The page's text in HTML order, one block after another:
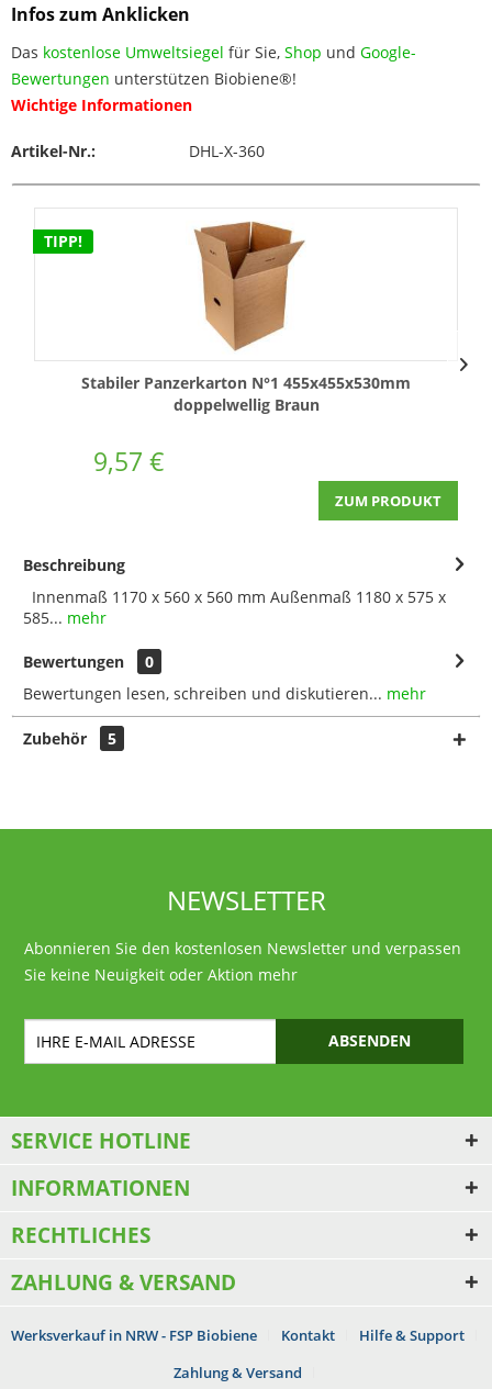
Infos zum Anklicken
Das kostenlose Umweltsiegel für Sie, Shop und Google-
Bewertungen unterstützen Biobiene®!
Wichtige Informationen
Artikel-Nr.: DHL-X-360
TIPP!
Stabiler Panzerkarton N°1 455x455x530mm
doppelwellig Braun
9,57 €
ZUM PRODUKT
Beschreibung
Innenmaß 1170 x 560 x 560 mm Außenmaß 1180 x 575 x
585... mehr
Bewertungen
0
Bewertungen lesen, schreiben und diskutieren... mehr
Zubehör 5
NEWSLETTER
Abonnieren Sie den kostenlosen Newsletter und verpassen
Sie keine Neuigkeit oder Aktion mehr
ABSENDEN
SERVICE HOTLINE
INFORMATIONEN
RECHTLICHES
ZAHLUNG & VERSAND
Werksverkauf in NRW - FSP Biobiene Kontakt
Hilfe & Support
Zahlung & Versand